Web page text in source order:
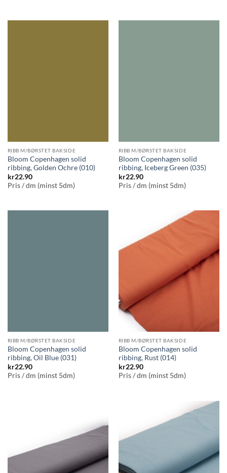
RIBB M/BØRSTET BAKSIDE
Bloom Copenhagen solid
ribbing, Golden Ochre (010)
kr22.90
Pris / dm (minst 5dm)
RIBB M/BØRSTET BAKSIDE
Bloom Copenhagen solid
ribbing, Iceberg Green (035)
kr22.90
Pris / dm (minst 5dm)
RIBB M/BØRSTET BAKSIDE
Bloom Copenhagen solid
ribbing, Oil Blue (031)
kr22.90
Pris / dm (minst 5dm)
RIBB M/BØRSTET BAKSIDE
Bloom Copenhagen solid
ribbing, Rust (014)
kr22.90
Pris / dm (minst 5dm)